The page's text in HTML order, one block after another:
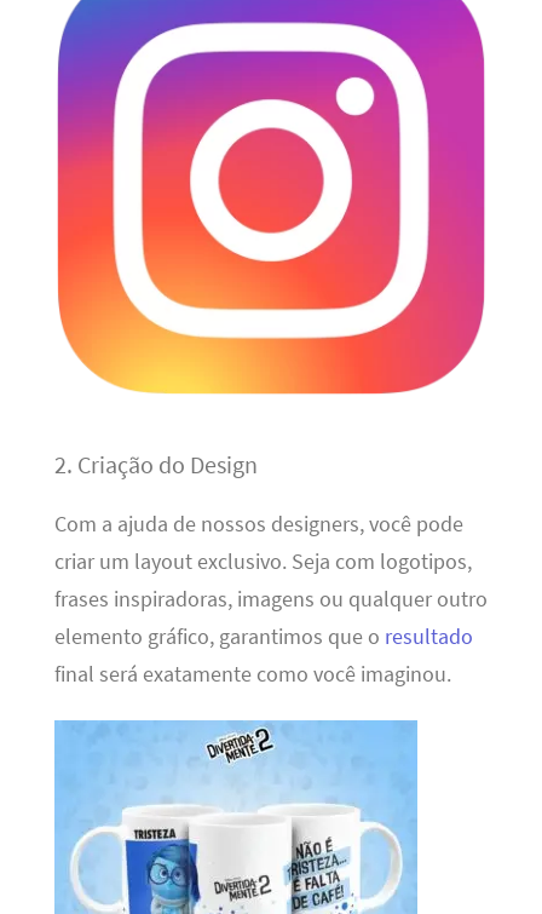
2. Criação do Design
Com a ajuda de nossos designers, você pode
criar um layout exclusivo. Seja com logotipos,
frases inspiradoras, imagens ou qualquer outro
elemento gráfico, garantimos que o resultado
final será exatamente como você imaginou.